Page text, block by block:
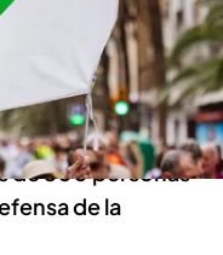
de la sanidad
de 300 personas
de la